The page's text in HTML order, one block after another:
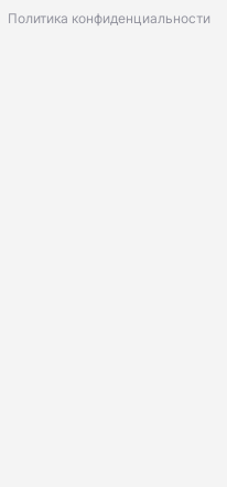
Политика конфиденциальности